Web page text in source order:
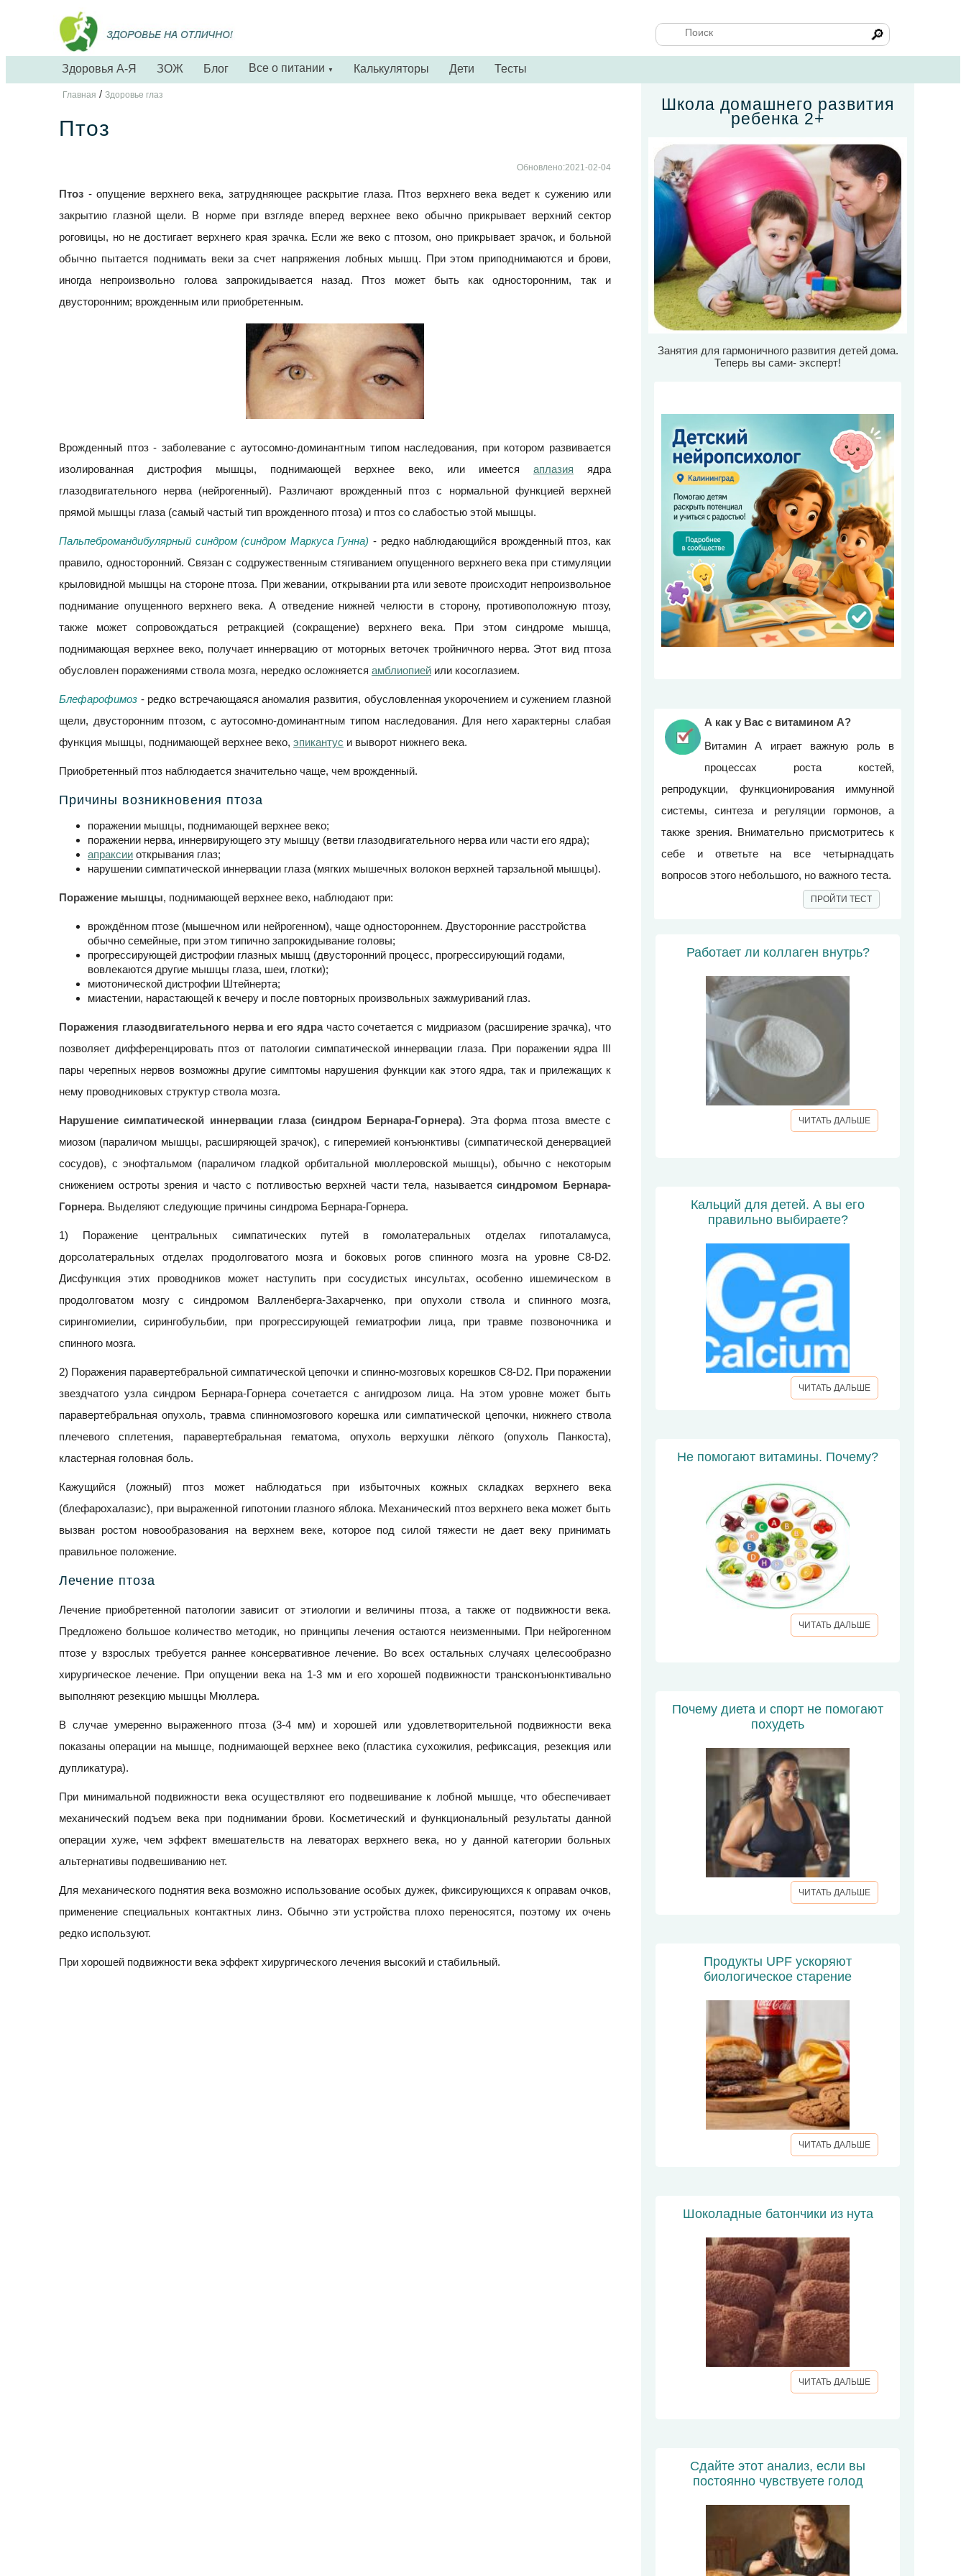
🔎
Здоровья А-Я ЗОЖ Блог Все о питании ▼ Калькуляторы Дети Тесты
Главная / Здоровье глаз
Птоз
Обновлено:2021-02-04
Птоз - опущение верхнего века, затрудняющее раскрытие глаза. Птоз верхнего века ведет к сужению или
закрытию глазной щели. В норме при взгляде вперед верхнее веко обычно прикрывает верхний сектор
роговицы, но не достигает верхнего края зрачка. Если же веко с птозом, оно прикрывает зрачок, и больной
обычно пытается поднимать веки за счет напряжения лобных мышц. При этом приподнимаются и брови,
иногда непроизвольно голова запрокидывается назад. Птоз может быть как односторонним, так и
двусторонним; врожденным или приобретенным.
Врожденный птоз - заболевание с аутосомно-доминантным типом наследования, при котором развивается
изолированная дистрофия мышцы, поднимающей верхнее веко, или имеется аплазия ядра
глазодвигательного нерва (нейрогенный). Различают врожденный птоз с нормальной функцией верхней
прямой мышцы глаза (самый частый тип врожденного птоза) и птоз со слабостью этой мышцы.
Пальпебромандибулярный синдром (синдром Маркуса Гунна) - редко наблюдающийся врожденный птоз, как
правило, односторонний. Связан с содружественным стягиванием опущенного верхнего века при стимуляции
крыловидной мышцы на стороне птоза. При жевании, открывании рта или зевоте происходит непроизвольное
поднимание опущенного верхнего века. А отведение нижней челюсти в сторону, противоположную птозу,
также может сопровождаться ретракцией (сокращение) верхнего века. При этом синдроме мышца,
поднимающая верхнее веко, получает иннервацию от моторных веточек тройничного нерва. Этот вид птоза
обусловлен поражениями ствола мозга, нередко осложняется амблиопией или косоглазием.
Блефарофимоз - редко встречающаяся аномалия развития, обусловленная укорочением и сужением глазной
щели, двусторонним птозом, с аутосомно-доминантным типом наследования. Для него характерны слабая
функция мышцы, поднимающей верхнее веко, эпикантус и выворот нижнего века.
Приобретенный птоз наблюдается значительно чаще, чем врожденный.
Причины возникновения птоза
поражении мышцы, поднимающей верхнее веко;
поражении нерва, иннервирующего эту мышцу (ветви глазодвигательного нерва или части его ядра);
апраксии открывания глаз;
нарушении симпатической иннервации глаза (мягких мышечных волокон верхней тарзальной мышцы).
Поражение мышцы, поднимающей верхнее веко, наблюдают при:
врождённом птозе (мышечном или нейрогенном), чаще одностороннем. Двусторонние расстройства
обычно семейные, при этом типично запрокидывание головы;
прогрессирующей дистрофии глазных мышц (двусторонний процесс, прогрессирующий годами,
вовлекаются другие мышцы глаза, шеи, глотки);
миотонической дистрофии Штейнерта;
миастении, нарастающей к вечеру и после повторных произвольных зажмуриваний глаз.
Поражения глазодвигательного нерва и его ядрачасто сочетается с мидриазом (расширение зрачка), что
позволяет дифференцировать птоз от патологии симпатической иннервации глаза. При поражении ядра III
пары черепных нервов возможны другие симптомы нарушения функции как этого ядра, так и прилежащих к
нему проводниковых структур ствола мозга.
Нарушение симпатической иннервации глаза (синдром Бернара-Горнера). Эта форма птоза вместе с
миозом (параличом мышцы, расширяющей зрачок), с гиперемией конъюнктивы (симпатической денервацией
сосудов), с энофтальмом (параличом гладкой орбитальной мюллеровской мышцы), обычно с некоторым
снижением остроты зрения и часто с потливостью верхней части тела, называетсясиндромом Бернара-
Горнера. Выделяют следующие причины синдрома Бернара-Горнера.
1) Поражение центральных симпатических путей в гомолатеральных отделах гипоталамуса,
дорсолатеральных отделах продолговатого мозга и боковых рогов спинного мозга на уровне C8-D2.
Дисфункция этих проводников может наступить при сосудистых инсультах, особенно ишемическом в
продолговатом мозгу с синдромом Валленберга-Захарченко, при опухоли ствола и спинного мозга,
сирингомиелии, сирингобульбии, при прогрессирующей гемиатрофии лица, при травме позвоночника и
спинного мозга.
2) Поражения паравертебральной симпатической цепочки и спинно-мозговых корешков C8-D2. При поражении
звездчатого узла синдром Бернара-Горнера сочетается с ангидрозом лица. На этом уровне может быть
паравертебральная опухоль, травма спинномозгового корешка или симпатической цепочки, нижнего ствола
плечевого сплетения, паравертебральная гематома, опухоль верхушки лёгкого (опухоль Панкоста),
кластерная головная боль.
Кажущийся (ложный) птоз может наблюдаться при избыточных кожных складках верхнего века
(блефарохалазис), при выраженной гипотонии глазного яблока. Механический птоз верхнего века может быть
вызван ростом новообразования на верхнем веке, которое под силой тяжести не дает веку принимать
правильное положение.
Лечение птоза
Лечение приобретенной патологии зависит от этиологии и величины птоза, а также от подвижности века.
Предложено большое количество методик, но принципы лечения остаются неизменными. При нейрогенном
птозе у взрослых требуется раннее консервативное лечение. Во всех остальных случаях целесообразно
хирургическое лечение. При опущении века на 1-3 мм и его хорошей подвижности трансконъюнктивально
выполняют резекцию мышцы Мюллера.
В случае умеренно выраженного птоза (3-4 мм) и хорошей или удовлетворительной подвижности века
показаны операции на мышце, поднимающей верхнее веко (пластика сухожилия, рефиксация, резекция или
дупликатура).
При минимальной подвижности века осуществляют его подвешивание к лобной мышце, что обеспечивает
механический подъем века при поднимании брови. Косметический и функциональный результаты данной
операции хуже, чем эффект вмешательств на леваторах верхнего века, но у данной категории больных
альтернативы подвешиванию нет.
Для механического поднятия века возможно использование особых дужек, фиксирующихся к оправам очков,
применение специальных контактных линз. Обычно эти устройства плохо переносятся, поэтому их очень
редко используют.
При хорошей подвижности века эффект хирургического лечения высокий и стабильный.
Школа домашнего развития
ребенка 2+
Занятия для гармоничного развития детей дома.
Теперь вы сами- эксперт!
А как у Вас с витамином А?
Витамин А играет важную роль в
процессах роста костей,
репродукции, функционирования иммунной
системы, синтеза и регуляции гормонов, а
также зрения. Внимательно присмотритесь к
себе и ответьте на все четырнадцать
вопросов этого небольшого, но важного теста.
ПРОЙТИ ТЕСТ
Работает ли коллаген внутрь?
ЧИТАТЬ ДАЛЬШЕ
Кальций для детей. А вы его
правильно выбираете?
ЧИТАТЬ ДАЛЬШЕ
Не помогают витамины. Почему?
ЧИТАТЬ ДАЛЬШЕ
Почему диета и спорт не помогают
похудеть
ЧИТАТЬ ДАЛЬШЕ
Продукты UPF ускоряют
биологическое старение
ЧИТАТЬ ДАЛЬШЕ
Шоколадные батончики из нута
ЧИТАТЬ ДАЛЬШЕ
Сдайте этот анализ, если вы
постоянно чувствуете голод